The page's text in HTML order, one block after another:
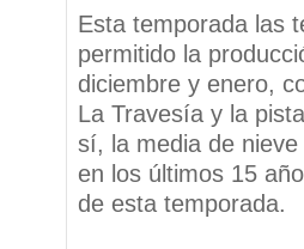
Esta temporada las
permitido la
diciembre y enero,
La Travesía y la
sí, la media de
en los últimos 15
de esta temporada.